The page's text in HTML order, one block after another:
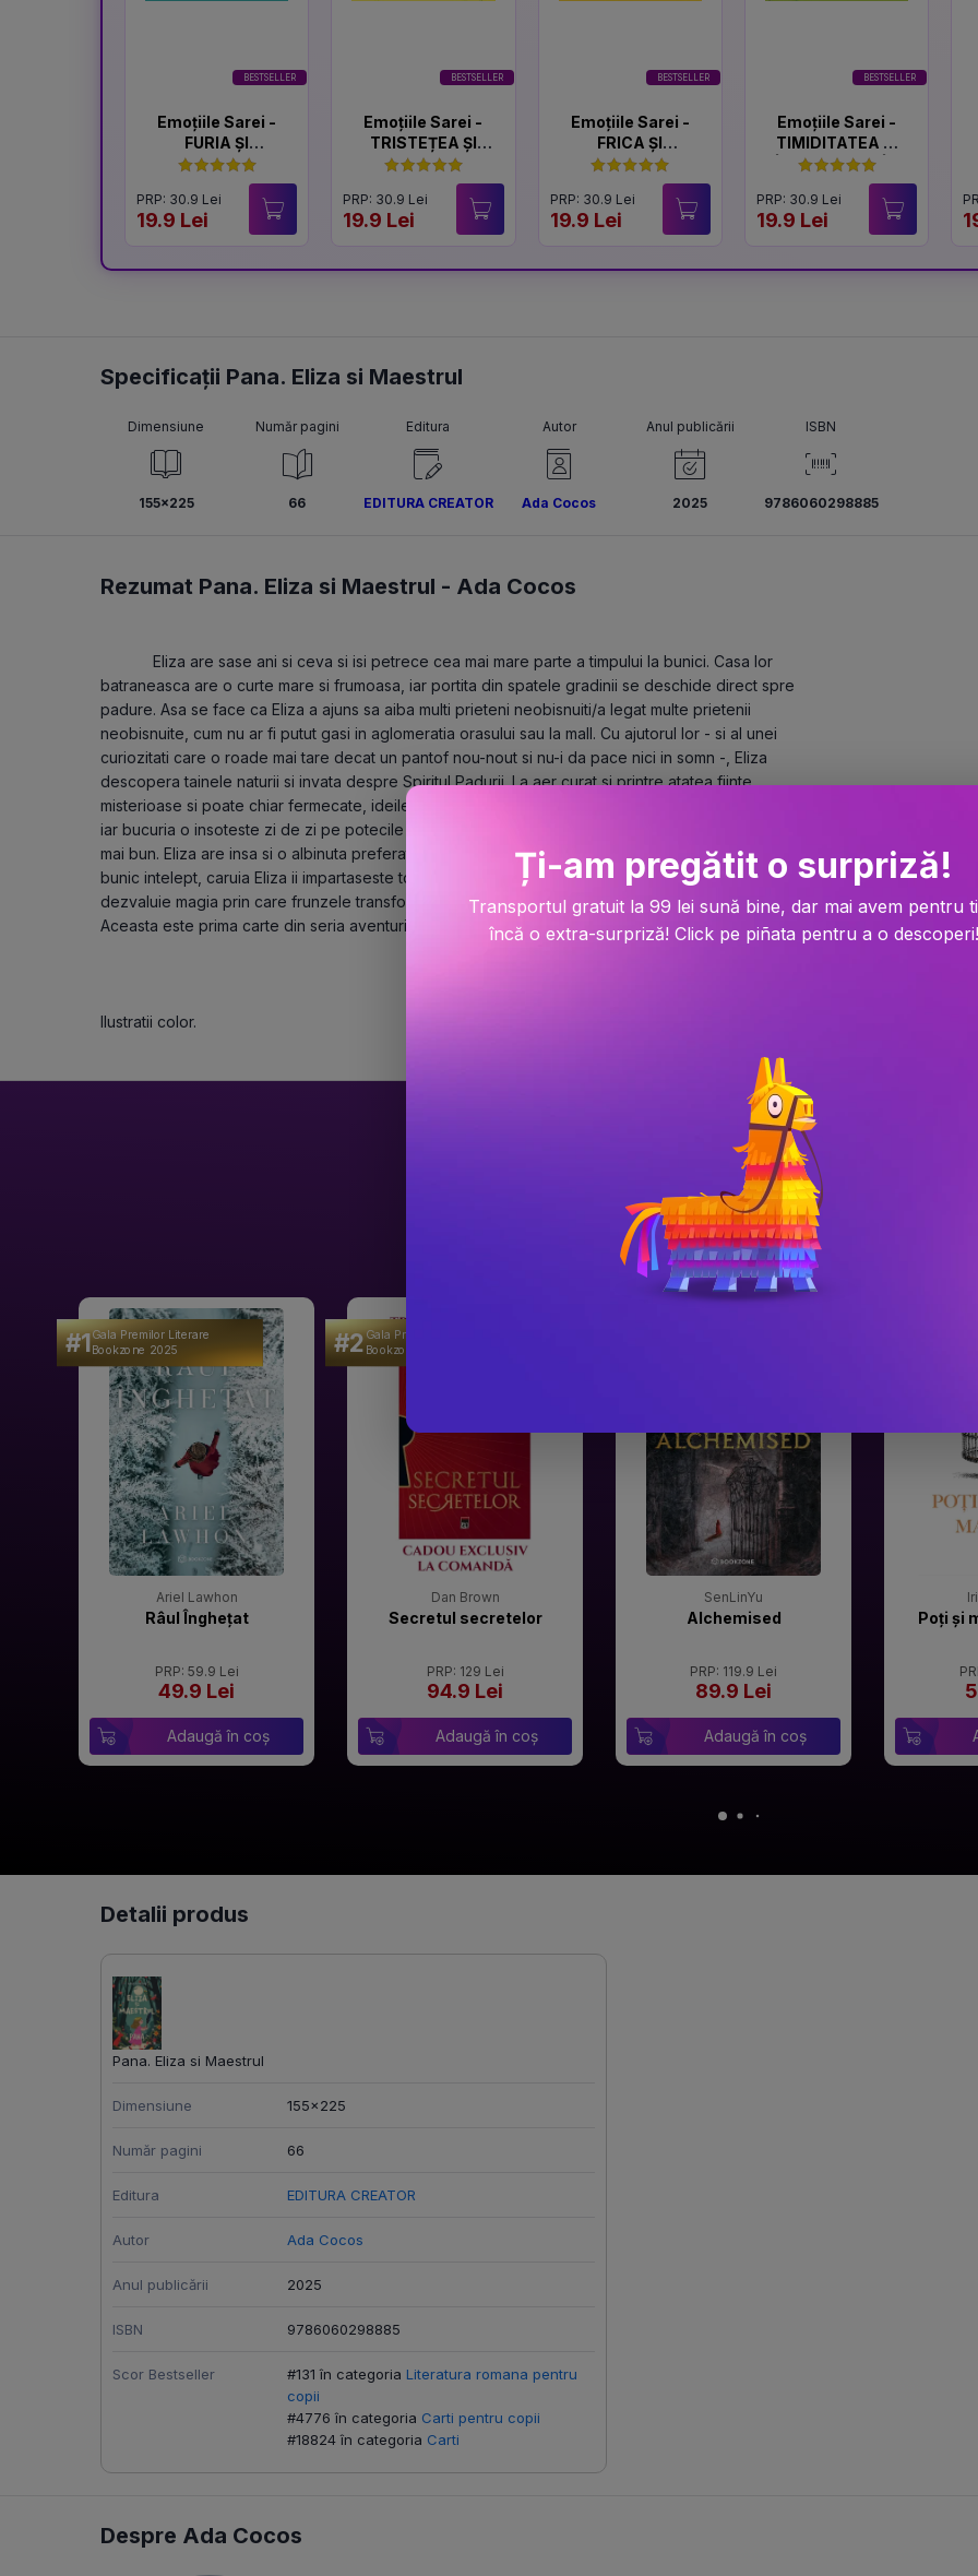
BESTSELLER
Emoțiile Sarei -
FURIA ȘI
LINIȘTEA
PRP: 30.9 Lei
19.9 Lei
BESTSELLER
Emoțiile Sarei -
TRISTEȚEA ȘI
BUCURIA
PRP: 30.9 Lei
19.9 Lei
BESTSELLER
Emoțiile Sarei -
FRICA ȘI
CURAJUL
PRP: 30.9 Lei
19.9 Lei
BESTSELLER
Emoțiile Sarei -
TIMIDITATEA ȘI
ÎNCREDEREA ÎN
PRP: 30.9 Lei
19.9 Lei
Specificații Pana. Eliza si Maestrul
Dimensiune
155x225
Număr pagini
66
Editura
EDITURA CREATOR
Autor
Ada Cocos
Anul publicării
2025
ISBN
9786060298885
Rezumat Pana. Eliza si Maestrul - Ada Cocos
batraneasca are o curte mare si frumoasa, iar portita din spatele gradinii se deschide direct spre
padure. Asa se face ca Eliza a ajuns sa aiba multi prieteni neobisnuiti/a legat multe prietenii
neobisnuite, cum nu ar fi putut gasi in aglomeratia orasului sau la mall. Cu ajutorul lor - si al unei
curiozitati care o roade mai tare decat un pantof nou-nout si nu-i da pace nici in somn -, Eliza
descopera tainele naturii si invata despre Spiritul Padurii. La aer curat si printre atatea fiinte
misterioase si poate chiar fermecate, ideile nastrusnice si gandurile bune se aduna cu usurinta,
iar bucuria o insoteste zi de zi pe potecile padurii. Kit, motanul cel batran, este prietenul ei cel
mai bun. Eliza are insa si o albinuta preferata, pe Fuzz, iar nucul din gradina este ca un altfel de
bunic intelept, caruia Eliza ii impartaseste toate inventiile ei menite sa salveze lumea. Iar el ii
dezvaluie magia prin care frunzele transforma lumina soarelui in hrana si aer curat pentru toti.
Aceasta este prima carte din seria aventurilor Elizei - iar magia abia incepe!
Ilustratii color.
#1Gala Premilor Literare
Bookzone 2025
Ariel Lawhon
Râul Înghețat
PRP: 59.9 Lei
49.9 Lei
Adaugă în coș
#2Gala Premilor Literare
Bookzone 2025
Dan Brown
Secretul secretelor
PRP: 129 Lei
94.9 Lei
Adaugă în coș
SenLinYu
Alchemised
PRP: 119.9 Lei
89.9 Lei
Adaugă în coș
Poți și
Detalii produs
Pana. Eliza si Maestrul
Dimensiune 155x225
Număr pagini 66
Editura EDITURA CREATOR
Autor Ada Cocos
Anul publicării 2025
ISBN 9786060298885
Scor Bestseller #131 în categoria Literatura romana pentru
copii
#4776 în categoria Carti pentru copii
#18824 în categoria Carti
Despre Ada Cocos
Ți-am pregătit o surpriză!
Transportul gratuit la 99 lei sună bine, dar mai avem pentru
încă o extra-surpriză! Click pe piñata pentru a o descoperi!